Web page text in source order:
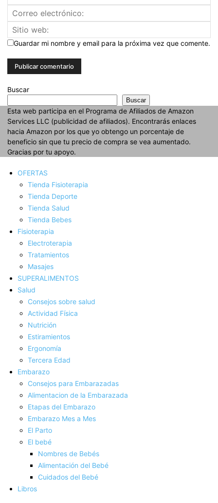
Guardar mi nombre y email para la próxima vez que comente.
Buscar
Buscar
Esta web participa en el Programa de Afiliados de Amazon
Services LLC (publicidad de afiliados). Encontrarás enlaces
hacia Amazon por los que yo obtengo un porcentaje de
beneficio sin que tu precio de compra se vea aumentado.
Gracias por tu apoyo.
OFERTAS
Tienda Fisioterapia
Tienda Deporte
Tienda Salud
Tienda Bebes
Fisioterapia
Electroterapia
Tratamientos
Masajes
SUPERALIMENTOS
Salud
Consejos sobre salud
Actividad Fí­sica
Nutrición
Estiramientos
Ergonomí­a
Tercera Edad
Embarazo
Consejos para Embarazadas
Alimentacion de la Embarazada
Etapas del Embarazo
Embarazo Mes a Mes
El Parto
El bebé
Nombres de Bebés
Alimentación del Bebé
Cuidados del Bebé
Libros